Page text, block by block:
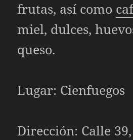
frutas, así como
miel, dulces,
queso.
Lugar: Cienfuegos
Dirección: Calle